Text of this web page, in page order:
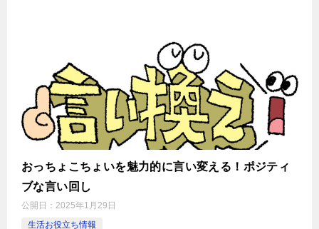
おっちょこちょいを魅力的に言い変える！ポジティ
ブな言い回し
公開日： 2025年1月29日
生活お役立ち情報